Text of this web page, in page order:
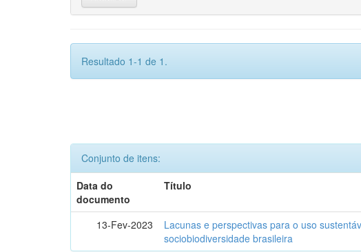
Resultado 1-1 de 1.
Conjunto de itens:
Data do
documento
Título
13-Fev-2023
Lacunas e perspectivas para o uso
sociobiodiversidade brasileira